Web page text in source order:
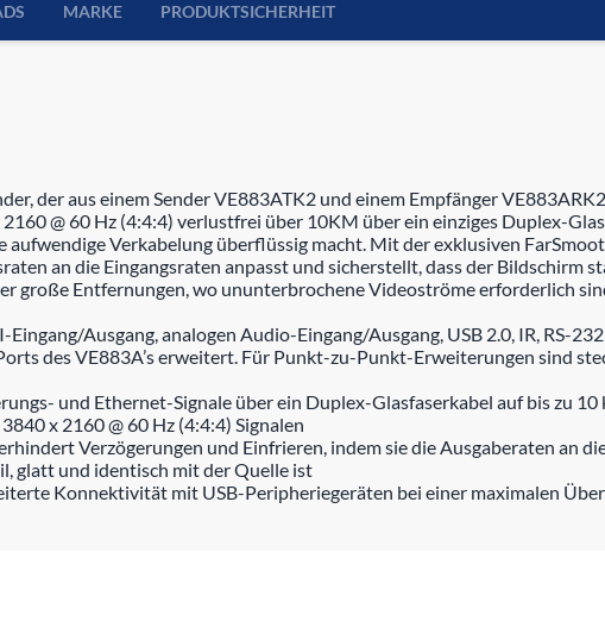
MARKE PRODUKTSICHERHEIT
der aus einem Sender VE883ATK2 und einem Empfänger
@ 60 Hz (4:4:4) verlustfrei über 10KM über ein einziges Duplex-
aufwendige Verkabelung überflüssig macht. Mit der exklusiven
an die Eingangsraten anpasst und sicherstellt, dass der Bildschirm
große Entfernungen, wo ununterbrochene Videoströme erforderlich
Ausgang, analogen Audio-Eingang/Ausgang, USB 2.0, IR, RS-
des VE883A’s erweitert. Für Punkt-zu-Punkt-Erweiterungen sind
und Ethernet-Signale über ein Duplex-Glasfaserkabel auf bis zu 10
x 2160 @ 60 Hz (4:4:4) Signalen
Verzögerungen und Einfrieren, indem sie die Ausgaberaten an
glatt und identisch mit der Quelle ist
Konnektivität mit USB-Peripheriegeräten bei einer maximalen